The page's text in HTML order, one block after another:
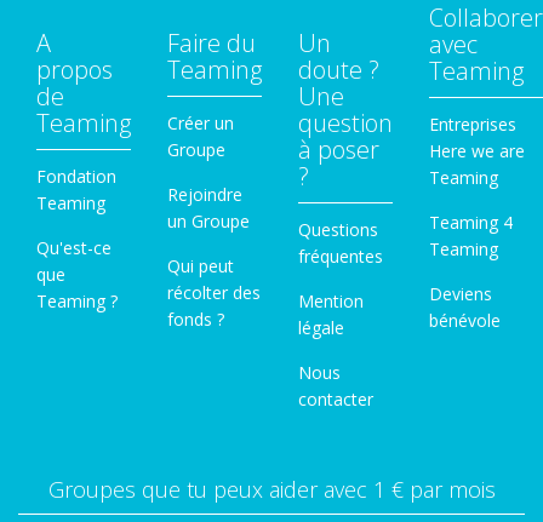
A
propos
de
Teaming
Fondation
Teaming
Qu'est-ce
que
Teaming ?
Faire du
Teaming
Créer un
Groupe
Rejoindre
un Groupe
Qui peut
récolter des
fonds ?
Un
doute ?
Une
question
à poser
?
Questions
fréquentes
Mention
légale
Nous
contacter
Collaborer
avec
Teaming
Entreprises
Here we are
Teaming
Teaming 4
Teaming
Deviens
bénévole
Groupes que tu peux aider avec 1 € par mois